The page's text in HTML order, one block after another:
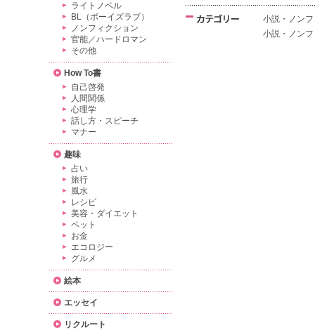
小説・ノン
小説・ノン
ライトノベル
BL（ボーイズラブ）
ノンフィクション
官能／ハードロマン
その他
How To書
自己啓発
人間関係
心理学
話し方・スピーチ
マナー
趣味
占い
旅行
風水
レシピ
美容・ダイエット
ペット
お金
エコロジー
グルメ
絵本
エッセイ
リクルート